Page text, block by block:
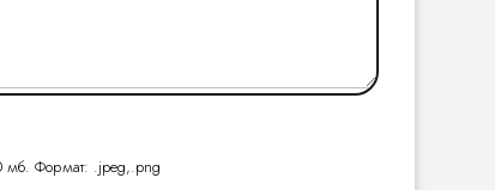
мб. Формат: .jpeg,.png